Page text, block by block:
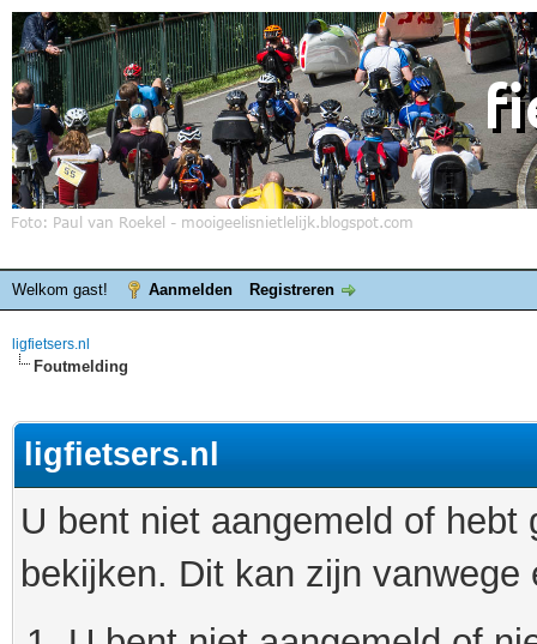
Welkom gast! Aanmelden Registreren
ligfietsers.nl
Foutmelding
ligfietsers.nl
U bent niet aangemeld of
bekijken. Dit kan zijn